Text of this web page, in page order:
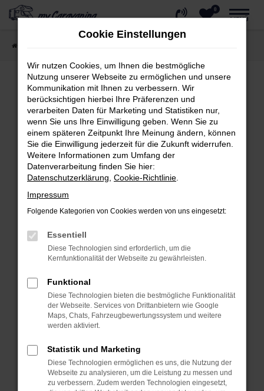
Zum
springen
0
MENÜ
Fehler: Network Error
Beim Laden ist ein Fehler aufgetreten.
Hier sind ein paar Tipps, die dir helfen können:
Überprüfe deine Firewall und deine
Internetverbindung.
Laden andere Webseiten, zum Beispiel
deine Suchmaschine?
Manche Erweiterungen, wie Werbeblocker,
können das Laden bestimmter Seiten
anderen Browser oder in einem privaten
Fenster?
Starte dein Gerät neu.
Das kann manchmal helfen,
vorübergehende Probleme zu beheben.
Stelle sicher, dass dein Browser und dein
Betriebssystem auf dem neuesten Stand
Cookie Einstellungen
Wir nutzen Cookies, um Ihnen die bestmögliche
Nutzung unserer Webseite zu ermöglichen und unsere
Kommunikation mit Ihnen zu verbessern. Wir
berücksichtigen hierbei Ihre Präferenzen und
verarbeiten Daten für Marketing und Statistiken nur,
wenn Sie uns Ihre Einwilligung geben. Wenn Sie zu
einem späteren Zeitpunkt Ihre Meinung ändern, können
Sie die Einwilligung jederzeit für die Zukunft widerrufen.
Weitere Informationen zum Umfang der
Datenverarbeitung finden Sie hier:
Datenschutzerklärung Cookie-Richtlinie
Impressum
Folgende Kategorien von Cookies werden von uns eingesetzt:
Essentiell
Diese Technologien sind erforderlich, um die
Kernfunktionalität der Webseite zu gewährleisten.
Funktional
Diese Technologien bieten die bestmögliche Funktionalität
der Webseite. Services von Drittanbietern wie Google
Maps, Chats, Fahrzeugbewertungssystem und weitere
werden aktiviert.
Statistik und Marketing
Diese Technologien ermöglichen es uns, die Nutzung der
Webseite zu analysieren, um die Leistung zu messen und
zu verbessern. Zudem werden Technologien eingesetzt,